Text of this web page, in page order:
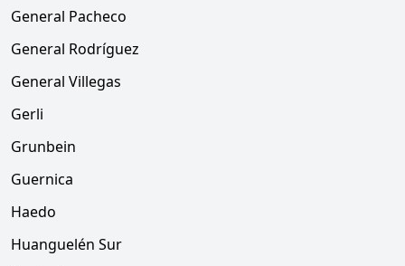
General Pacheco
General Rodríguez
General Villegas
Gerli
Grunbein
Guernica
Haedo
Huanguelén Sur